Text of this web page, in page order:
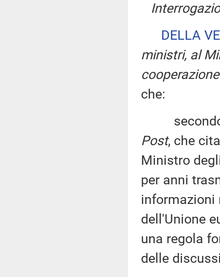
DELLA
ministri, al
che:
secondo
Post, che
Ministro
per anni
dell'Unione
una regola
delle